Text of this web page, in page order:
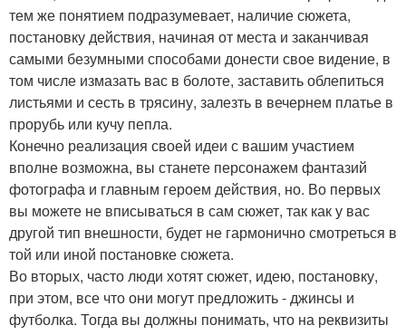
тем же понятием подразумевает, наличие сюжета,
постановку действия, начиная от места и заканчивая
самыми безумными способами донести свое видение, в
том числе измазать вас в болоте, заставить облепиться
листьями и сесть в трясину, залезть в вечернем платье в
прорубь или кучу пепла.
Конечно реализация своей идеи с вашим участием
вполне возможна, вы станете персонажем фантазий
фотографа и главным героем действия, но. Во первых
вы можете не вписываться в сам сюжет, так как у вас
другой тип внешности, будет не гармонично смотреться в
той или иной постановке сюжета.
Во вторых, часто люди хотят сюжет, идею, постановку,
при этом, все что они могут предложить - джинсы и
футболка. Тогда вы должны понимать, что на реквизиты